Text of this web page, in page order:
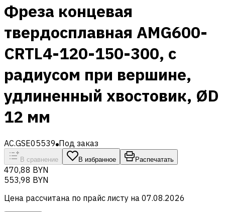
Фреза концевая
твердосплавная AMG600-
CRTL4-120-150-300, с
радиусом при вершине,
удлиненный хвостовик, ØD
12 мм
AC.GSE05539 Под заказ
В сравнение В избранное Распечатать
470,88 BYN
553,98 BYN
Цена рассчитана по прайс листу на 07.08.2026